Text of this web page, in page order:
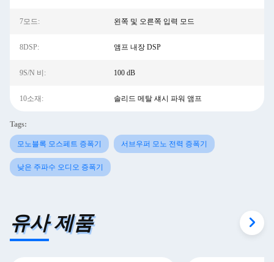
7모드: 왼쪽 및 오른쪽 입력 모드
8DSP: 앰프 내장 DSP
9S/N 비: 100 dB
10소재: 솔리드 메탈 섀시 파워 앰프
Tags:
모노블록 모스페트 증폭기 서브우퍼 모노 전력 증폭기
낮은 주파수 오디오 증폭기
유사 제품